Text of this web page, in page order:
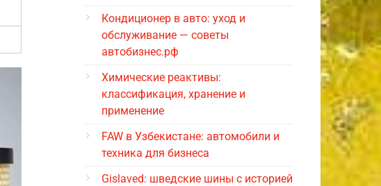
Кондиционер в авто: уход и
обслуживание — советы
автобизнес.рф
Химические реактивы:
классификация, хранение и
применение
FAW в Узбекистане: автомобили и
техника для бизнеса
Gislaved: шведские шины с историей